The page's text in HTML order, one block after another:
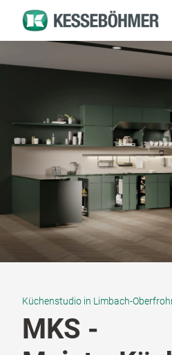
Küchenstudio in Limbach-
MKS -